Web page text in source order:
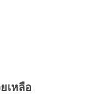
เหลือ